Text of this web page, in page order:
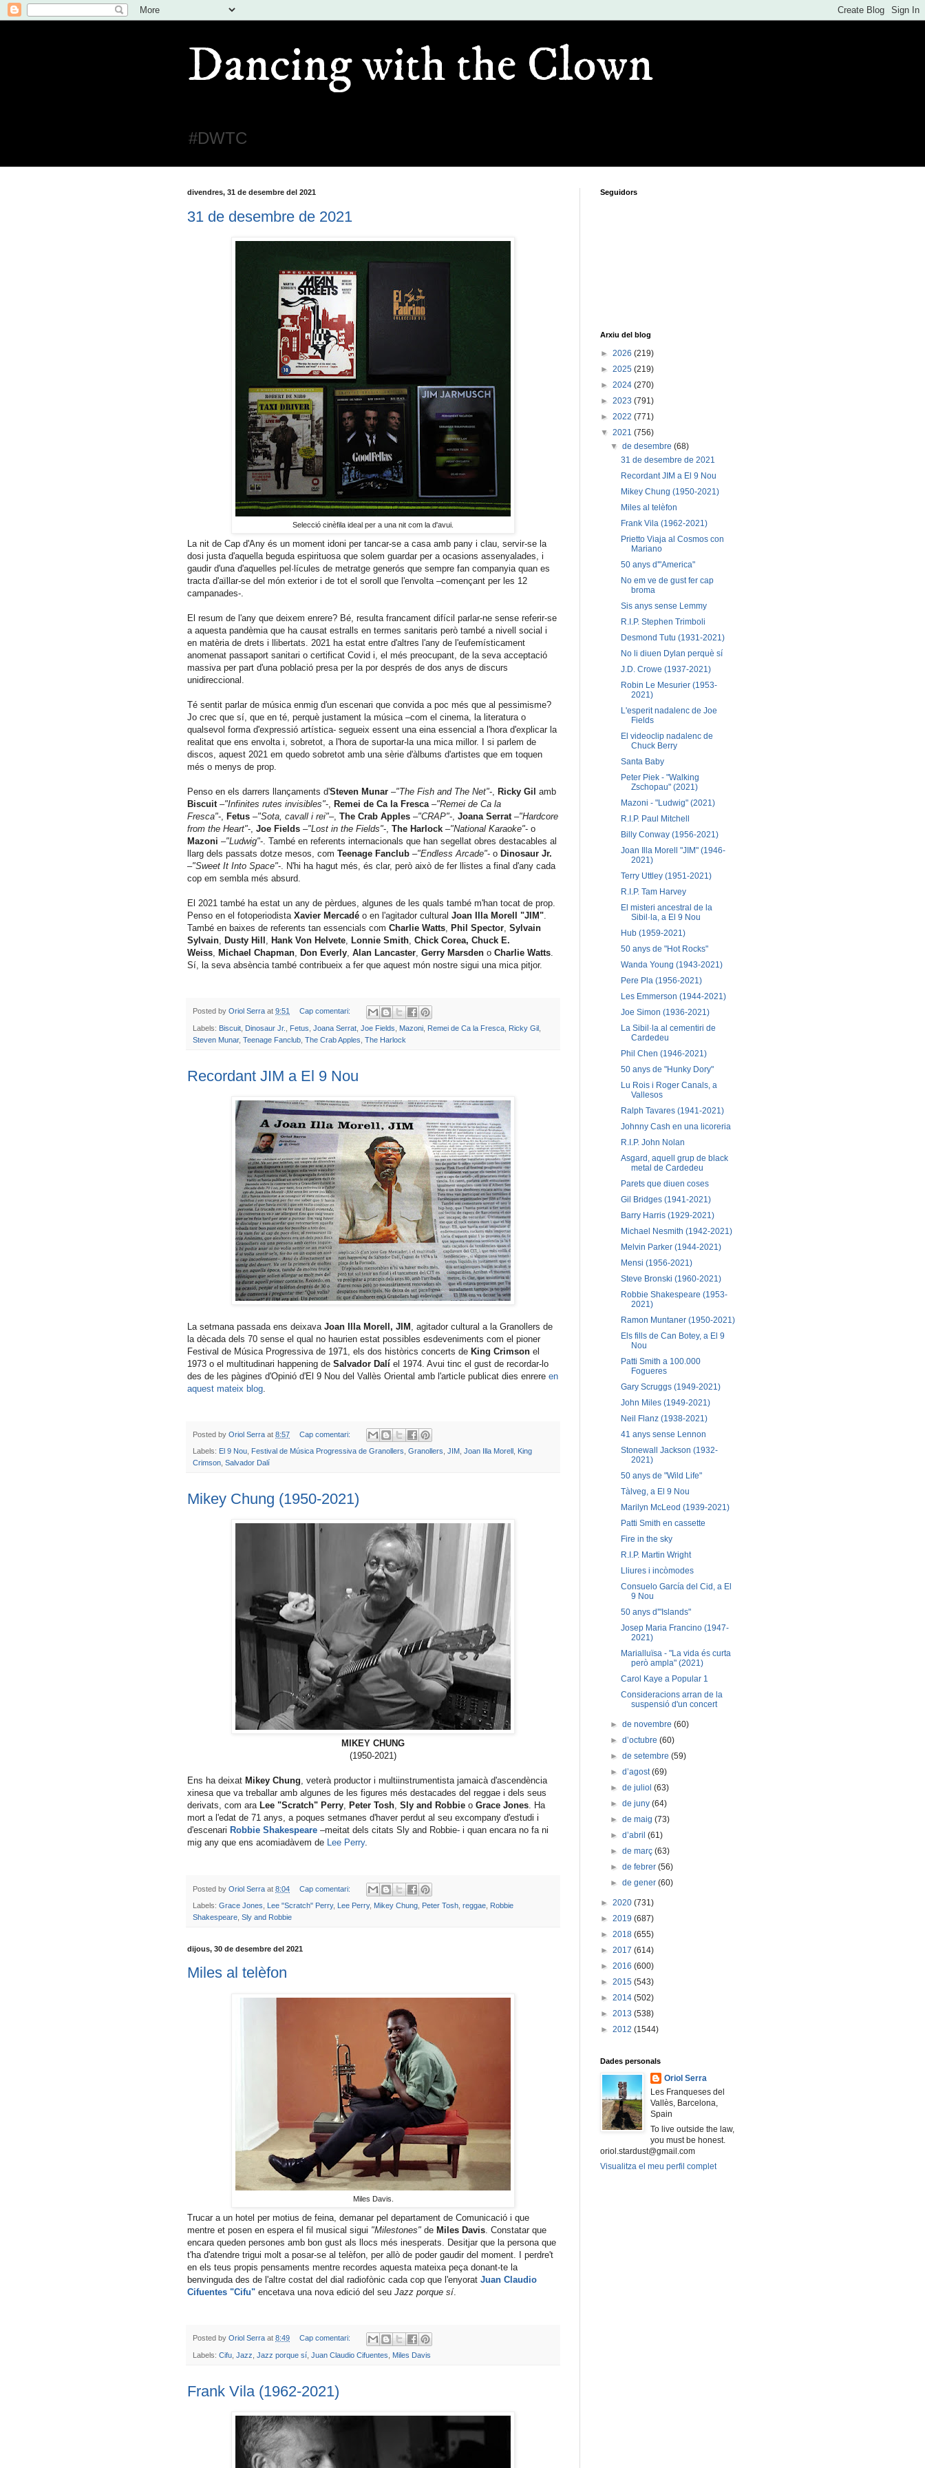
Dancing with the Clown
#DWTC
divendres, 31 de desembre del 2021
31 de desembre de 2021
Selecció cinèfila ideal per a una nit com la d'avui.
La nit de Cap d'Any és un moment idoni per tancar-se a casa amb pany i clau, servir-se la
dosi justa d'aquella beguda espirituosa que solem guardar per a ocasions assenyalades, i
gaudir d'una d'aquelles pel·lícules de metratge generós que sempre fan companyia quan es
tracta d'aïllar-se del món exterior i de tot el soroll que l'envolta –començant per les 12
campanades-.
El resum de l'any que deixem enrere? Bé, resulta francament difícil parlar-ne sense referir-se
a aquesta pandèmia que ha causat estralls en termes sanitaris però també a nivell social i
en matèria de drets i llibertats. 2021 ha estat entre d'altres l'any de l'eufemísticament
anomenat passaport sanitari o certificat Covid i, el més preocupant, de la seva acceptació
massiva per part d'una població presa per la por després de dos anys de discurs
unidireccional.
Té sentit parlar de música enmig d'un escenari que convida a poc més que al pessimisme?
Jo crec que sí, que en té, perquè justament la música –com el cinema, la literatura o
qualsevol forma d'expressió artística- segueix essent una eina essencial a l'hora d'explicar la
realitat que ens envolta i, sobretot, a l'hora de suportar-la una mica millor. I si parlem de
discos, aquest 2021 em quedo sobretot amb una sèrie d'àlbums d'artistes que em toquen
més o menys de prop.
Penso en els darrers llançaments d'Steven Munar –"The Fish and The Net"-, Ricky Gil amb
Biscuit–"Infinites rutes invisibles"-, Remei de Ca la Fresca–"Remei de Ca la
Fresca"-, Fetus –"Sota, cavall i rei"–, The Crab Apples –"CRAP"-, Joana Serrat–"Hardcore
from the Heart"-, Joe Fields –"Lost in the Fields"-, The Harlock –"National Karaoke"- o
Mazoni –"Ludwig"-. També en referents internacionals que han segellat obres destacables al
llarg dels passats dotze mesos, com Teenage Fanclub –"Endless Arcade"- o Dinosaur Jr.
–"Sweet It Into Space"-. N'hi ha hagut més, és clar, però això de fer llistes a final d'any cada
cop em sembla més absurd.
El 2021 també ha estat un any de pèrdues, algunes de les quals també m'han tocat de prop.
Penso en el fotoperiodista Xavier Mercadé o en l'agitador cultural Joan Illa Morell "JIM".
També en baixes de referents tan essencials com Charlie Watts, Phil Spector, Sylvain
Sylvain, Dusty Hill , Hank Von Helvete, Lonnie Smith, Chick Corea, Chuck E.
Weiss, Michael Chapman, Don Everly, Alan Lancaster, Gerry Marsden o Charlie Watts.
Sí, la seva absència també contribueix a fer que aquest món nostre sigui una mica pitjor.
Posted by Oriol Serra at 9:51 Cap comentari:
Labels: Biscuit Dinosaur Jr. Fetus Joana Serrat Joe Fields Mazoni Remei de Ca la Fresca Ricky Gil
Steven Munar, Teenage Fanclub The Crab Apples The Harlock
Recordant JIM a El 9 Nou
La setmana passada ens deixava Joan Illa Morell, JIM
, agitador cultural a la Granollers de
la dècada dels 70 sense el qual no haurien estat possibles esdeveniments com el pioner
Festival de Música Progressiva de 1971, els dos històrics concerts de King Crimson el
1973 o el multitudinari happening de Salvador Dalí el 1974. Avui tinc el gust de recordar-lo
des de les pàgines d'Opinió d'El 9 Nou del Vallès Oriental amb l'article publicat dies enrere en
aquest mateix blog
Posted by Oriol Serra at 8:57 Cap comentari:
Labels: El 9 Nou Festival de Música Progressiva de Granollers Granollers JIM Joan Illa Morell
King
Crimson Salvador Dalí
Mikey Chung (1950-2021)
MIKEY CHUNG
(1950-2021)
Ens ha deixat Mikey Chung, veterà productor i multiinstrumentista jamaicà d'ascendència
xinesa que va treballar amb algunes de les figures més destacades del reggae i dels seus
derivats, com ara Lee "Scratch" Perry, Peter Tosh, Sly and Robbie o Grace Jones. Ha
mort a l'edat de 71 anys, a poques setmanes d'haver perdut al seu excompany d'estudi i
d'escenari Robbie Shakespeare –meitat dels citats Sly and Robbie- i quan encara no fa ni
mig any que ens acomiadàvem de Lee Perry.
Posted by Oriol Serra at 8:04 Cap comentari:
Labels: Grace Jones Lee "Scratch" Perry, Lee Perry, Mikey Chung Peter Tosh reggae Robbie
Shakespeare Sly and Robbie
dijous, 30 de desembre del 2021
Miles al telèfon
Miles Davis.
Trucar a un hotel per motius de feina, demanar pel departament de Comunicació i que
mentre et posen en espera el fil musical sigui "Milestones" de Miles Davis. Constatar que
encara queden persones amb bon gust als llocs més inesperats. Desitjar que la persona que
t'ha d'atendre trigui molt a posar-se al telèfon, per allò de poder gaudir del moment. I perdre't
en els teus propis pensaments mentre recordes aquesta mateixa peça donant-te la
benvinguda des de l'altre costat del dial radiofònic cada cop que l'enyorat Juan Claudio
Cifuentes "Cifu" encetava una nova edició del seu Jazz porque sí.
Posted by Oriol Serra at 8:49 Cap comentari:
Labels: Cifu Jazz Jazz porque sí Juan Claudio Cifuentes Miles Davis
Frank Vila (1962-2021)
Seguidors
Arxiu del blog
► 2026 (219)
► 2025 (219)
► 2024 (270)
► 2023 (791)
► 2022 (771)
▼ 2021 (756)
▼de desembre(68)
31 de desembre de 2021
Recordant JIM a El 9 Nou
Mikey Chung (1950-2021)
Miles al telèfon
Frank Vila (1962-2021)
Prietto Viaja al Cosmos con
Mariano
50 anys d'"America"
No em ve de gust fer cap
broma
Sis anys sense Lemmy
R.I.P. Stephen Trimboli
Desmond Tutu (1931-2021)
No li diuen Dylan perquè sí
J.D. Crowe (1937-2021)
Robin Le Mesurier (1953-
2021)
L'esperit nadalenc de Joe
Fields
El videoclip nadalenc de
Chuck Berry
Santa Baby
Peter Piek - "Walking
Zschopau" (2021)
Mazoni - "Ludwig" (2021)
R.I.P. Paul Mitchell
Billy Conway (1956-2021)
Joan Illa Morell "JIM" (1946-
2021)
Terry Uttley (1951-2021)
R.I.P. Tam Harvey
El misteri ancestral de la
Sibil·la, a El 9 Nou
Hub (1959-2021)
50 anys de "Hot Rocks"
Wanda Young (1943-2021)
Pere Pla (1956-2021)
Les Emmerson (1944-2021)
Joe Simon (1936-2021)
La Sibil·la al cementiri de
Cardedeu
Phil Chen (1946-2021)
50 anys de "Hunky Dory"
Lu Rois i Roger Canals, a
Vallesos
Ralph Tavares (1941-2021)
Johnny Cash en una licoreria
R.I.P. John Nolan
Asgard, aquell grup de black
metal de Cardedeu
Parets que diuen coses
Gil Bridges (1941-2021)
Barry Harris (1929-2021)
Michael Nesmith (1942-2021)
Melvin Parker (1944-2021)
Mensi (1956-2021)
Steve Bronski (1960-2021)
Robbie Shakespeare (1953-
2021)
Ramon Muntaner (1950-2021)
Els fills de Can Botey, a El 9
Nou
Patti Smith a 100.000
Fogueres
Gary Scruggs (1949-2021)
John Miles (1949-2021)
Neil Flanz (1938-2021)
41 anys sense Lennon
Stonewall Jackson (1932-
2021)
50 anys de "Wild Life"
Tàlveg, a El 9 Nou
Marilyn McLeod (1939-2021)
Patti Smith en cassette
Fire in the sky
R.I.P. Martin Wright
Lliures i incòmodes
Consuelo García del Cid, a El
9 Nou
50 anys d'"Islands"
Josep Maria Francino (1947-
2021)
Marialluïsa - "La vida és curta
però ampla" (2021)
Carol Kaye a Popular 1
Consideracions arran de la
suspensió d'un concert
►de novembre(60)
►d’octubre(60)
►de setembre(59)
►d’agost(69)
►de juliol(63)
►de juny(64)
►de maig(73)
►d’abril(61)
►de març(63)
►de febrer(56)
►de gener(60)
► 2020 (731)
► 2019 (687)
► 2018 (655)
► 2017 (614)
► 2016 (600)
► 2015 (543)
► 2014 (502)
► 2013 (538)
► 2012 (1544)
Dades personals
Oriol Serra
Les Franqueses del
Vallès, Barcelona,
Spain
To live outside the law,
you must be honest.
oriol.stardust@gmail.com
Visualitza el meu perfil complet